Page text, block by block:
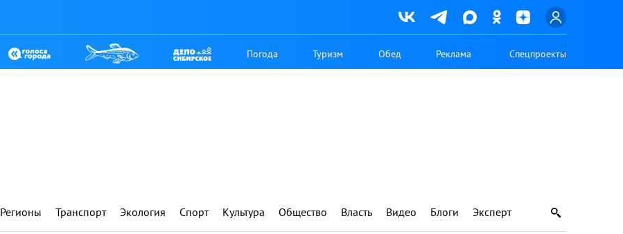
Погода Туризм Обед Реклама Спецпроекты
Регионы Транспорт Экология Спорт Культура Общество Власть Видео Блоги Эксперт